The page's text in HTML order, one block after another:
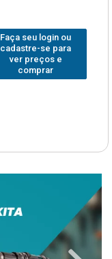
Faça seu login ou
cadastre-se para
ver preços e
comprar